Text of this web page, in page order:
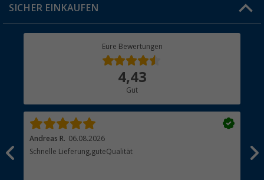
Rücksendung
SICHER EINKAUFEN
Eure Bewertungen
4,43
Gut
Andreas R. 06.08.2026
Schnelle Lieferung,guteQualität